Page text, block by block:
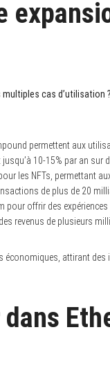
cas d’utilisation ?
permettent aux
10-15% par an sur
les NFTs, permettant
de plus de 20
pour offrir des
revenus de plusieurs
attirant